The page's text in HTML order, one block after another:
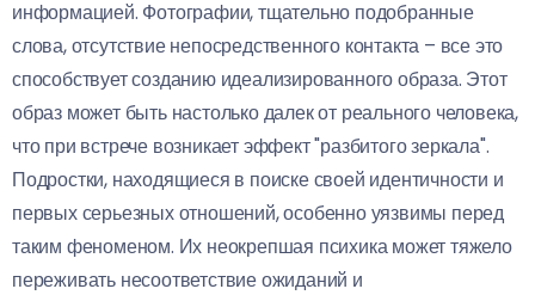
информацией. Фотографии, тщательно подобранные
слова, отсутствие непосредственного контакта – все это
способствует созданию идеализированного образа. Этот
образ может быть настолько далек от реального человека,
что при встрече возникает эффект "разбитого зеркала".
Подростки, находящиеся в поиске своей идентичности и
первых серьезных отношений, особенно уязвимы перед
таким феноменом. Их неокрепшая психика может тяжело
переживать несоответствие ожиданий и